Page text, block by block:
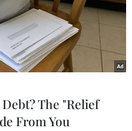
The "Relief
From You